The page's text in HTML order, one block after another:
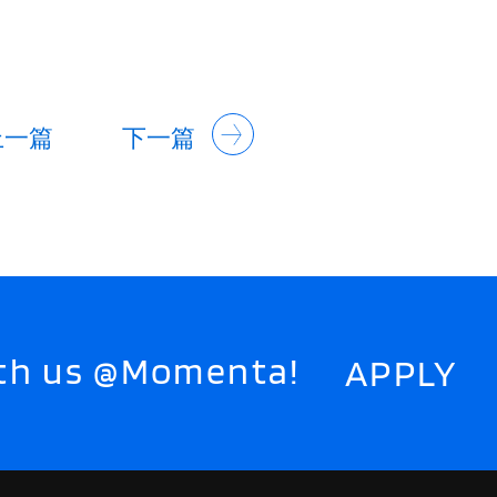
篇 下一篇
us @Momenta! APPLY